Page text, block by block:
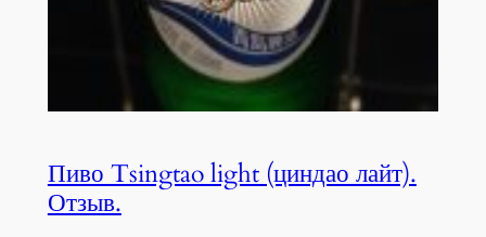
Пиво Tsingtao light (циндао лайт).
Отзыв.